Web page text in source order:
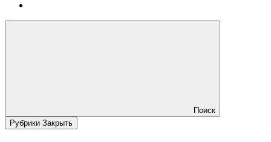
Поиск
Рубрики Закрыть